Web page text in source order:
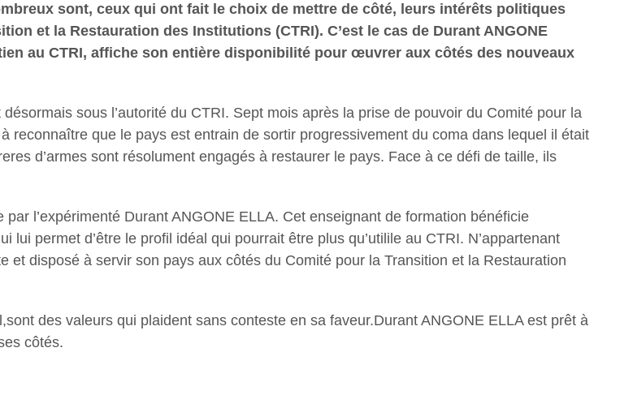
sont, ceux qui ont fait le choix de mettre de côté, leurs intérêts politiques
et la Restauration des Institutions (CTRI). C’est le cas de Durant ANGONE
au CTRI, affiche son entière disponibilité pour œuvrer aux côtés des nouveaux
sous l’autorité du CTRI. Sept mois après la prise de pouvoir du Comité pour la
reconnaître que le pays est entrain de sortir progressivement du coma dans lequel il était
d’armes sont résolument engagés à restaurer le pays. Face à ce défi de taille, ils
l’expérimenté Durant ANGONE ELLA. Cet enseignant de formation bénéficie
lui permet d’être le profil idéal qui pourrait être plus qu’utilile au CTRI. N’appartenant
et disposé à servir son pays aux côtés du Comité pour la Transition et la Restauration
des valeurs qui plaident sans conteste en sa faveur.Durant ANGONE ELLA est prêt à
côtés.